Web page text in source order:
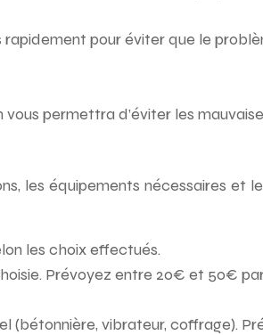
pour éviter que le
permettra d’éviter les
les équipements nécessaires et
les choix effectués.
Prévoyez entre 20€ et 50€
(bétonnière, vibrateur, coffrage).